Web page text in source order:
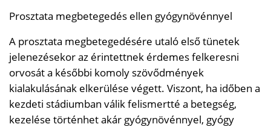
Prosztata megbetegedés ellen gyógynövénnyel
A prosztata megbetegedésére utaló első tünetek
jelenezésekor az érintettnek érdemes felkeresni
orvosát a későbbi komoly szövődmények
kialakulásának elkerülése végett. Viszont, ha időben a
kezdeti stádiumban válik felismertté a betegség,
kezelése történhet akár gyógynövénnyel, gyógy